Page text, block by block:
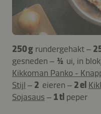
250 g rundergehakt –
gesneden – ½ ui, in
Kikkoman Panko -
Stijl – 2 eieren – 2 el
Sojasaus – 1 tl peper